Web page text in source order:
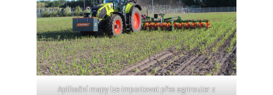
Aplikační mapy lze importovat přes agrirouter z